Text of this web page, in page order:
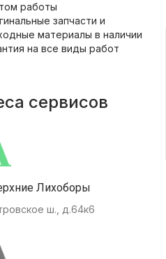
работы
запчасти и
материалы в наличии
на все виды работ
сервисов
Лихоборы
ш., д.64к6